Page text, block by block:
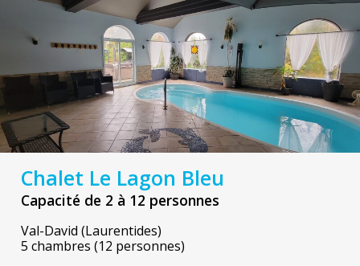
Chalet Le Lagon Bleu
Capacité de 2 à 12 personnes
Val-David (Laurentides)
5 chambres (12 personnes)